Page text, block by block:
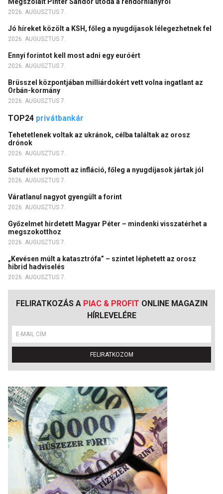
Megszólalt Pintér Sándor utóda a rendőrhiányról
2026. AUGUSZTUS 7.
Jó híreket közölt a KSH, főleg a nyugdíjasok lélegezhetnek fel
2026. AUGUSZTUS 7.
Ennyi forintot kell most adni egy euróért
2026. AUGUSZTUS 7.
Brüsszel központjában milliárdokért vett volna ingatlant az
Orbán-kormány
2026. AUGUSZTUS 7.
TOP24 privátbankár
Tehetetlenek voltak az ukránok, célba találtak az orosz
drónok
2026. AUGUSZTUS 7.
Satuféket nyomott az infláció, főleg a nyugdíjasok jártak jól
2026. AUGUSZTUS 7.
Váratlanul nagyot gyengült a forint
2026. AUGUSZTUS 7.
Győzelmet hirdetett Magyar Péter – mindenki visszatérhet a
megszokotthoz
2026. AUGUSZTUS 7.
„Kevésen múlt a katasztrófa” – szintet léphetett az orosz
hibrid hadviselés
2026. AUGUSZTUS 7.
FELIRATKOZÁS A PIAC & PROFIT ONLINE MAGAZIN
HÍRLEVELÉRE
FELIRATKOZOM